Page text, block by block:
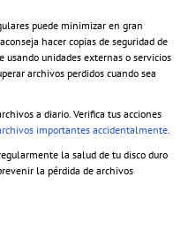
puede minimizar en gran
hacer copias de seguridad de
unidades externas o servicios
archivos perdidos cuando sea
a diario. Verifica tus acciones
importantes accidentalmente.
la salud de tu disco duro
la pérdida de archivos